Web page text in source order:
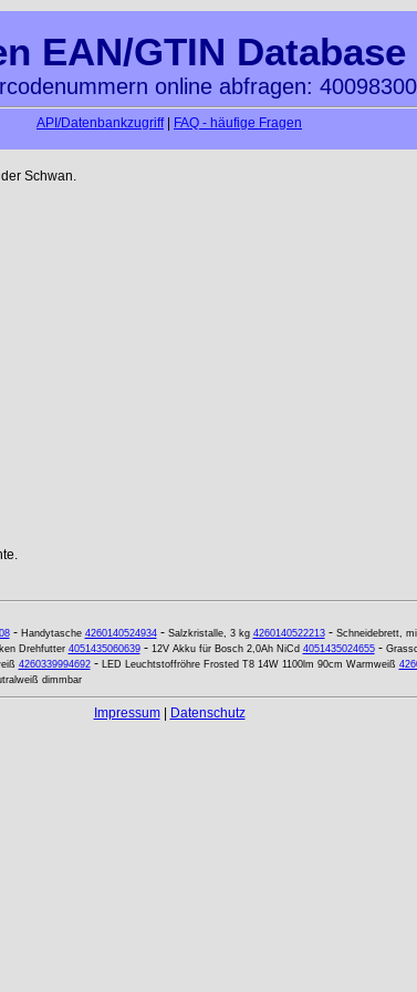
EAN/GTIN Database
online abfragen:
API/Datenbankzugriff| FAQ - häufige Fragen
Schwan.
- Handytasche 4260140524934- Salzkristalle, 3 kg 4260140522213- Schneidebrett,
Drehfutter 4051435060639- 12V Akku für Bosch 2,0Ah NiCd 4051435024655-
4260339994692- LED Leuchtstoffröhre Frosted T8 14W 1100lm 90cm Warmweiß
dimmbar
Impressum| Datenschutz